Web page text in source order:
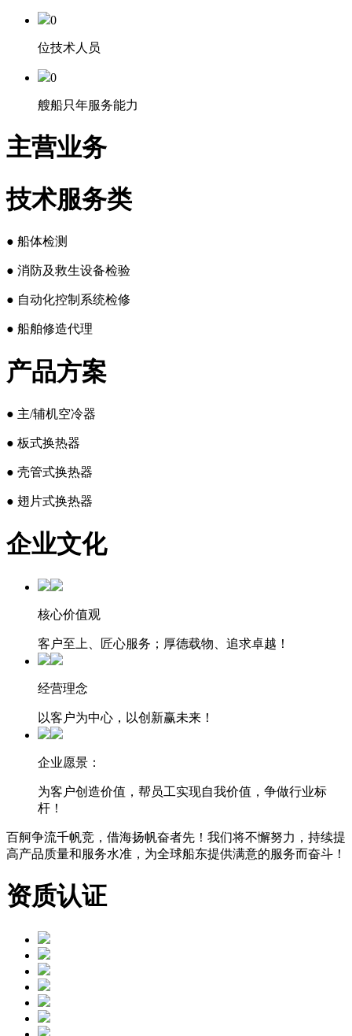
0
位技术人员
0
艘船只年服务能力
主营业务
技术服务类
● 船体检测
● 消防及救生设备检验
● 自动化控制系统检修
● 船舶修造代理
产品方案
● 主/辅机空冷器
● 板式换热器
● 壳管式换热器
● 翅片式换热器
企业文化
核心价值观
客户至上、匠心服务；厚德载物、追求卓越！
经营理念
以客户为中心，以创新赢未来！
企业愿景：
为客户创造价值，帮员工实现自我价值，争做行业标
杆！
百舸争流千帆竞，借海扬帆奋者先！我们将不懈努力，持续提
高产品质量和服务水准，为全球船东提供满意的服务而奋斗！
资质认证